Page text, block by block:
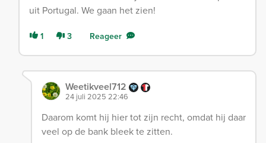
uit Portugal. We gaan het zien!
1 3 Reageer
Weetikveel712
24 juli 2025 22:46
Daarom komt hij hier tot zijn recht, omdat hij daar
veel op de bank bleek te zitten.